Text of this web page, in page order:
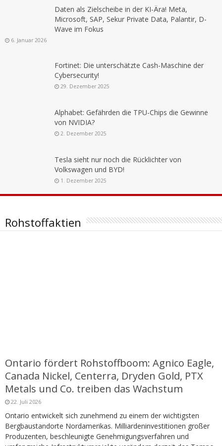
Daten als Zielscheibe in der KI-Ära! Meta,
Microsoft, SAP, Sekur Private Data, Palantir, D-
Wave im Fokus
6. Januar 2026
Fortinet: Die unterschätzte Cash-Maschine der
Cybersecurity!
29. Dezember 2025
Alphabet: Gefährden die TPU-Chips die Gewinne
von NVIDIA?
2. Dezember 2025
Tesla sieht nur noch die Rücklichter von
Volkswagen und BYD!
1. Dezember 2025
Rohstoffaktien
Ontario fördert Rohstoffboom: Agnico Eagle,
Canada Nickel, Centerra, Dryden Gold, PTX
Metals und Co. treiben das Wachstum
22. Juli 2026
Ontario entwickelt sich zunehmend zu einem der wichtigsten
Bergbaustandorte Nordamerikas. Milliardeninvestitionen großer
Produzenten, beschleunigte Genehmigungsverfahren und